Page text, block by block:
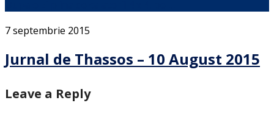
7 septembrie 2015
Jurnal de Thassos – 10 August 2015
Leave a Reply